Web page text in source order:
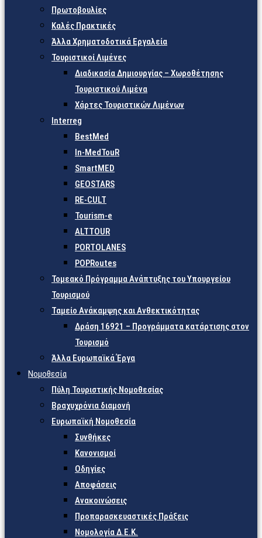
Πρωτοβουλίες
Καλές Πρακτικές
Άλλα Χρηματοδοτικά Εργαλεία
Τουριστικοί Λιμένες
Διαδικασία Δημιουργίας – Χωροθέτησης
Τουριστικού Λιμένα
Χάρτες Τουριστικών Λιμένων
Interreg
BestMed
In-MedTouR
SmartMED
GEOSTARS
RE-CULT
Tourism-e
ALTTOUR
PORTOLANES
POPRoutes
Τομεακό Πρόγραμμα Ανάπτυξης του Υπουργείου
Τουρισμού
Ταμείο Ανάκαμψης και Ανθεκτικότητας
Δράση 16921 – Προγράμματα κατάρτισης στον
Τουρισμό
Άλλα Ευρωπαϊκά Έργα
Νομοθεσία
Πύλη Τουριστικής Νομοθεσίας
Βραχυχρόνια διαμονή
Ευρωπαϊκή Νομοθεσία
Συνθήκες
Κανονισμοί
Οδηγίες
Αποφάσεις
Ανακοινώσεις
Προπαρασκευαστικές Πράξεις
Νομολογία Δ.Ε.Κ.